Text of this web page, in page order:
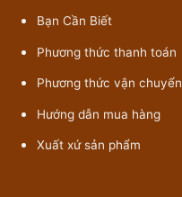
Bạn Cần Biết
Phương thức thanh toán
Phương thức vận chuyển
Hướng dẫn mua hàng
Xuất xứ sản phẩm